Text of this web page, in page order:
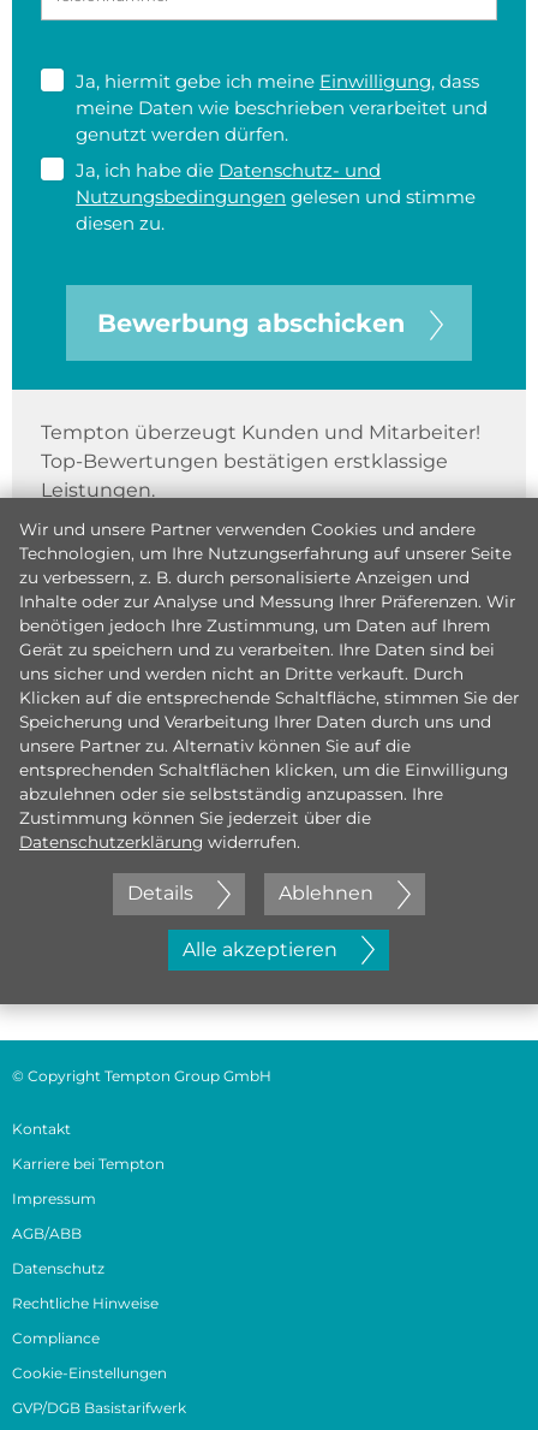
Ja, hiermit gebe ich meine Einwilligung, dass
meine Daten wie beschrieben verarbeitet und
genutzt werden dürfen.
Ja, ich habe die Datenschutz- und
Nutzungsbedingungen gelesen und stimme
diesen zu.
Bewerbung abschicken
Tempton überzeugt Kunden und Mitarbeiter!
Top-Bewertungen bestätigen erstklassige
Leistungen.
Jetzt initiativ bewerben
Wir und unsere Partner verwenden Cookies und andere
Technologien, um Ihre Nutzungserfahrung auf unserer Seite
zu verbessern, z. B. durch personalisierte Anzeigen und
Inhalte oder zur Analyse und Messung Ihrer Präferenzen. Wir
benötigen jedoch Ihre Zustimmung, um Daten auf Ihrem
Gerät zu speichern und zu verarbeiten. Ihre Daten sind bei
uns sicher und werden nicht an Dritte verkauft. Durch
Klicken auf die entsprechende Schaltfläche, stimmen Sie der
Speicherung und Verarbeitung Ihrer Daten durch uns und
unsere Partner zu. Alternativ können Sie auf die
entsprechenden Schaltflächen klicken, um die Einwilligung
abzulehnen oder sie selbstständig anzupassen. Ihre
Zustimmung können Sie jederzeit über die
Datenschutzerklärung widerrufen.
Details Ablehnen
Alle akzeptieren
© Copyright Tempton Group GmbH
Kontakt
Karriere bei Tempton
Impressum
AGB/ABB
Datenschutz
Rechtliche Hinweise
Compliance
Cookie-Einstellungen
GVP/DGB Basistarifwerk